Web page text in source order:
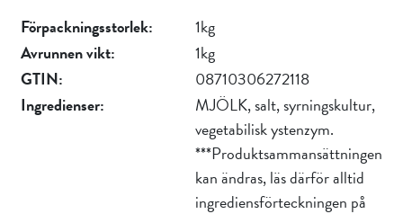
Förpackningsstorlek:
1kg
Avrunnen vikt:
1kg
GTIN:
08710306272118
Ingredienser:
MJÖLK, salt, syrningskultur,
vegetabilisk ystenzym.
***Produktsammansättningen
kan ändras, läs därför alltid
ingrediensförteckningen på